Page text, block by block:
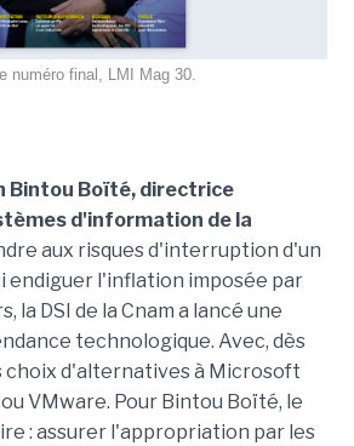
numéro final, LMI Mag 30.
Bintou Boïté, directrice
d'information de la
aux risques d'interruption d'un
endiguer l'inflation imposée par
la DSI de la Cnam a lancé une
technologique. Avec, dès
choix d'alternatives à Microsoft
VMware. Pour Bintou Boïté, le
: assurer l'appropriation par les